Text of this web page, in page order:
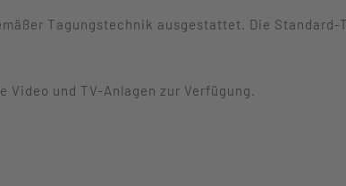
Tagungstechnik ausgestattet. Die
und TV-Anlagen zur Verfügung.